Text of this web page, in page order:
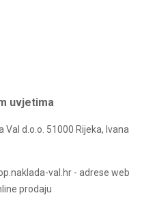
uvjetima
d.o.o. 51000 Rijeka, Ivana
naklada-val .hr - adrese web
prodaju